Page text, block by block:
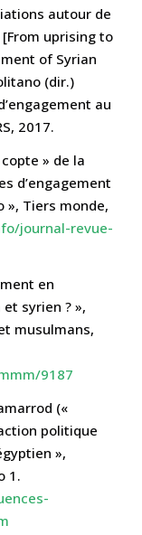
autour de
[From uprising to
of Syrian
(dir.)
au
2017.
» de la
d’engagement
», Tiers monde,
journal-revue-
en
syrien ? »,
musulmans,
9187
(«
politique
»,
1.